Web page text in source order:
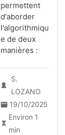
permettent
d'aborder
l'algorithmiqu
e de deux
manières :
S.
LOZANO
19/10/2025
Environ 1
min